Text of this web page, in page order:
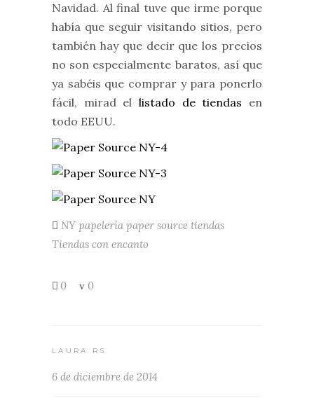
Navidad. Al final tuve que irme porque
había que seguir visitando sitios, pero
también hay que decir que los precios
no son especialmente baratos, así que
ya sabéis que comprar y para ponerlo
fácil, mirad el listado de tiendas en
todo EEUU.
NY papelería paper source tiendas
Tiendas con encanto
0 0
LAURA RS
6 de diciembre de 2014